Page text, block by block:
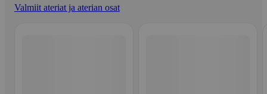
Valmiit ateriat ja aterian osat